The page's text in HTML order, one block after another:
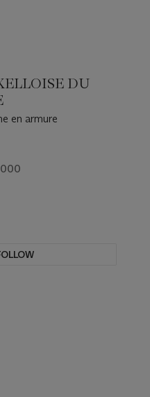
DU
en armure